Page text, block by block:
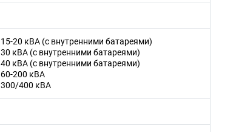
15-20 кВA (с внутренними батареями)
30 кВA (с внутренними батареями)
40 кВA (с внутренними батареями)
60-200 кВA
300/400 кВA